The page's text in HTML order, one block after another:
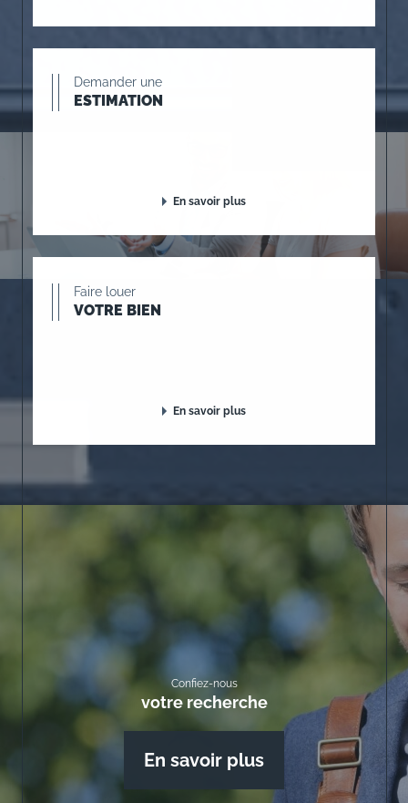
Demander une
ESTIMATION
En savoir plus
Faire louer
VOTRE BIEN
En savoir plus
Confiez-nous
votre recherche
En savoir plus